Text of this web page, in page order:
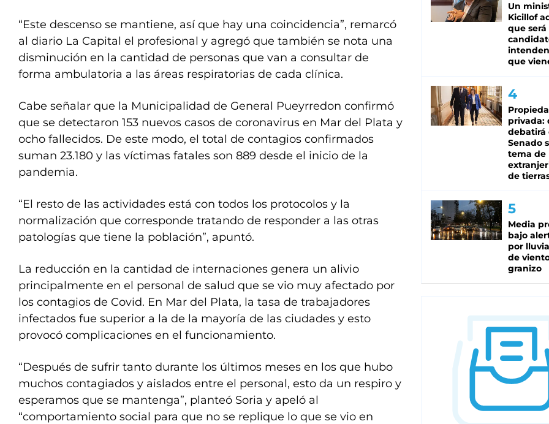
“Este descenso se mantiene, así que hay una coincidencia”, remarcó
al diario La Capital el profesional y agregó que también se nota una
disminución en la cantidad de personas que van a consultar de
forma ambulatoria a las áreas respiratorias de cada clínica.
Cabe señalar que la Municipalidad de General Pueyrredon confirmó
que se detectaron 153 nuevos casos de coronavirus en Mar del Plata y
ocho fallecidos. De este modo, el total de contagios confirmados
suman 23.180 y las víctimas fatales son 889 desde el inicio de la
pandemia.
“El resto de las actividades está con todos los protocolos y la
normalización que corresponde tratando de responder a las otras
patologías que tiene la población”, apuntó.
La reducción en la cantidad de internaciones genera un alivio
principalmente en el personal de salud que se vio muy afectado por
los contagios de Covid. En Mar del Plata, la tasa de trabajadores
infectados fue superior a la de la mayoría de las ciudades y esto
provocó complicaciones en el funcionamiento.
“Después de sufrir tanto durante los últimos meses en los que hubo
muchos contagiados y aislados entre el personal, esto da un respiro y
esperamos que se mantenga”, planteó Soria y apeló al
“comportamiento social para que no se replique lo que se vio en
Un
Kicillof
que será
que
privada:
debatirá
Senado
tema de
de
Media
bajo
por
de
granizo